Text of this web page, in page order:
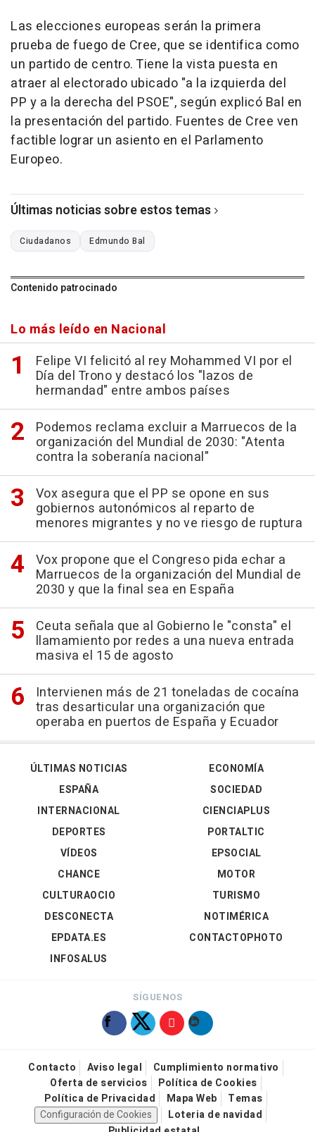
Las elecciones europeas serán la primera
prueba de fuego de Cree, que se identifica como
un partido de centro. Tiene la vista puesta en
atraer al electorado ubicado "a la izquierda del
PP y a la derecha del PSOE", según explicó Bal en
la presentación del partido. Fuentes de Cree ven
factible lograr un asiento en el Parlamento
Europeo.
Últimas noticias sobre estos temas
Ciudadanos Edmundo Bal
Contenido patrocinado
Lo más leído en Nacional
Felipe VI felicitó al rey Mohammed VI por el
Día del Trono y destacó los "lazos de
hermandad" entre ambos países
Podemos reclama excluir a Marruecos de la
organización del Mundial de 2030: "Atenta
contra la soberanía nacional"
Vox asegura que el PP se opone en sus
gobiernos autonómicos al reparto de
menores migrantes y no ve riesgo de ruptura
Vox propone que el Congreso pida echar a
Marruecos de la organización del Mundial de
2030 y que la final sea en España
Ceuta señala que al Gobierno le "consta" el
llamamiento por redes a una nueva entrada
masiva el 15 de agosto
Intervienen más de 21 toneladas de cocaína
tras desarticular una organización que
operaba en puertos de España y Ecuador
ÚLTIMAS NOTICIAS
ESPAÑA
INTERNACIONAL
DEPORTES
VÍDEOS
ECONOMÍA
SOCIEDAD
CIENCIAPLUS
PORTALTIC
EPSOCIAL
CHANCE
CULTURAOCIO
DESCONECTA
EPDATA.ES
INFOSALUS
MOTOR
TURISMO
NOTIMÉRICA
CONTACTOPHOTO
SÍGUENOS
Contacto Aviso legal
Cumplimiento normativo
Oferta de servicios
Política de Cookies
Política de Privacidad
Mapa Web
Temas
Configuración de Cookies
Loteria de navidad